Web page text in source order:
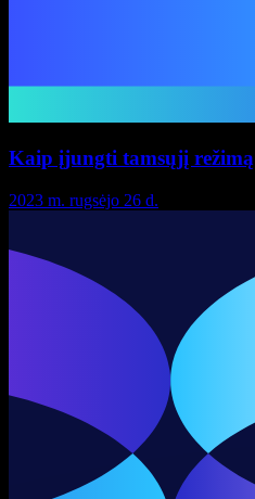
Kaip įjungti tamsųjį režimą
2023 m. rugsėjo 26 d.